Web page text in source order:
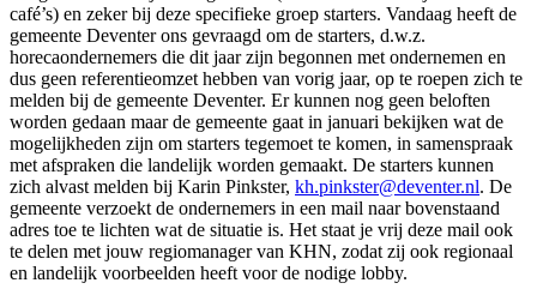
café’s) en zeker bij deze specifieke groep starters. Vandaag heeft de
gemeente Deventer ons gevraagd om de starters, d.w.z.
horecaondernemers die dit jaar zijn begonnen met ondernemen en
dus geen referentieomzet hebben van vorig jaar, op te roepen zich te
melden bij de gemeente Deventer. Er kunnen nog geen beloften
worden gedaan maar de gemeente gaat in januari bekijken wat de
mogelijkheden zijn om starters tegemoet te komen, in samenspraak
met afspraken die landelijk worden gemaakt. De starters kunnen
zich alvast melden bij Karin Pinkster, kh.pinkster@deventer.nl. De
gemeente verzoekt de ondernemers in een mail naar bovenstaand
adres toe te lichten wat de situatie is. Het staat je vrij deze mail ook
te delen met jouw regiomanager van KHN, zodat zij ook regionaal
en landelijk voorbeelden heeft voor de nodige lobby.